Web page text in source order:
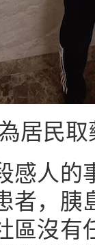
居民
人的
者，胰
區沒有